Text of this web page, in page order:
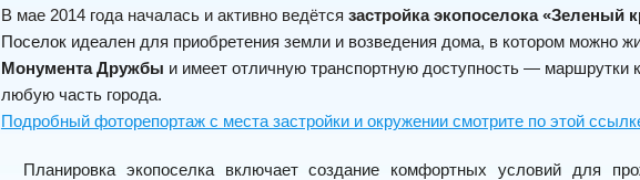
В мае 2014 года началась и активно ведётся застройка экопоселока «Зеленый
Поселокидеален для приобретения земли и возведения дома, в котором можно
Монумента Дружбы и имеет отличную транспортную доступность — маршрутки
любую часть города.
Подробный фоторепортаж с места застройки и окружении смотрите по этой
Планировка экопоселка включает создание комфортных условий для